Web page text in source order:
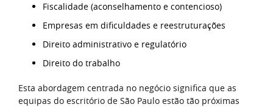
Fiscalidade (aconselhamento e contencioso)
Empresas em dificuldades e reestruturações
Direito administrativo e regulatório
Direito do trabalho
Esta abordagem centrada no negócio significa que as
equipas do escritório de São Paulo estão tão próximas